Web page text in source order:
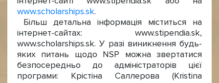
www.scholarships.sk.
Більш детальна інформація міститься на
інтернет-сайтах: www.stipendia.sk,
www.scholarships.sk. У разі виникнення будь-
яких питань щодо NSP можна звертатися
безпосередньо до адміністраторів цієї
програми: Крістіна Саллерова (Kristina